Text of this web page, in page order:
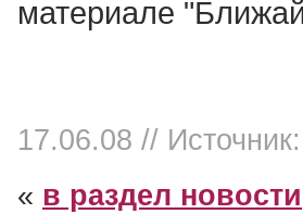
материале
17.06.08 // Источник:
« в раздел новости